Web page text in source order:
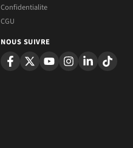
Confidentialite
CGU
NOUS SUIVRE